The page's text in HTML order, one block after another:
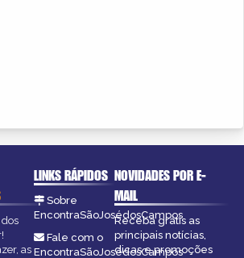
as
LINKS RÁPIDOS
Sobre
EncontraSãoJosédosCampos
Fale com o
EncontraSãoJosédosCampos
NOVIDADES POR E-
MAIL
Receba grátis as
principais notícias,
dicas e promoções